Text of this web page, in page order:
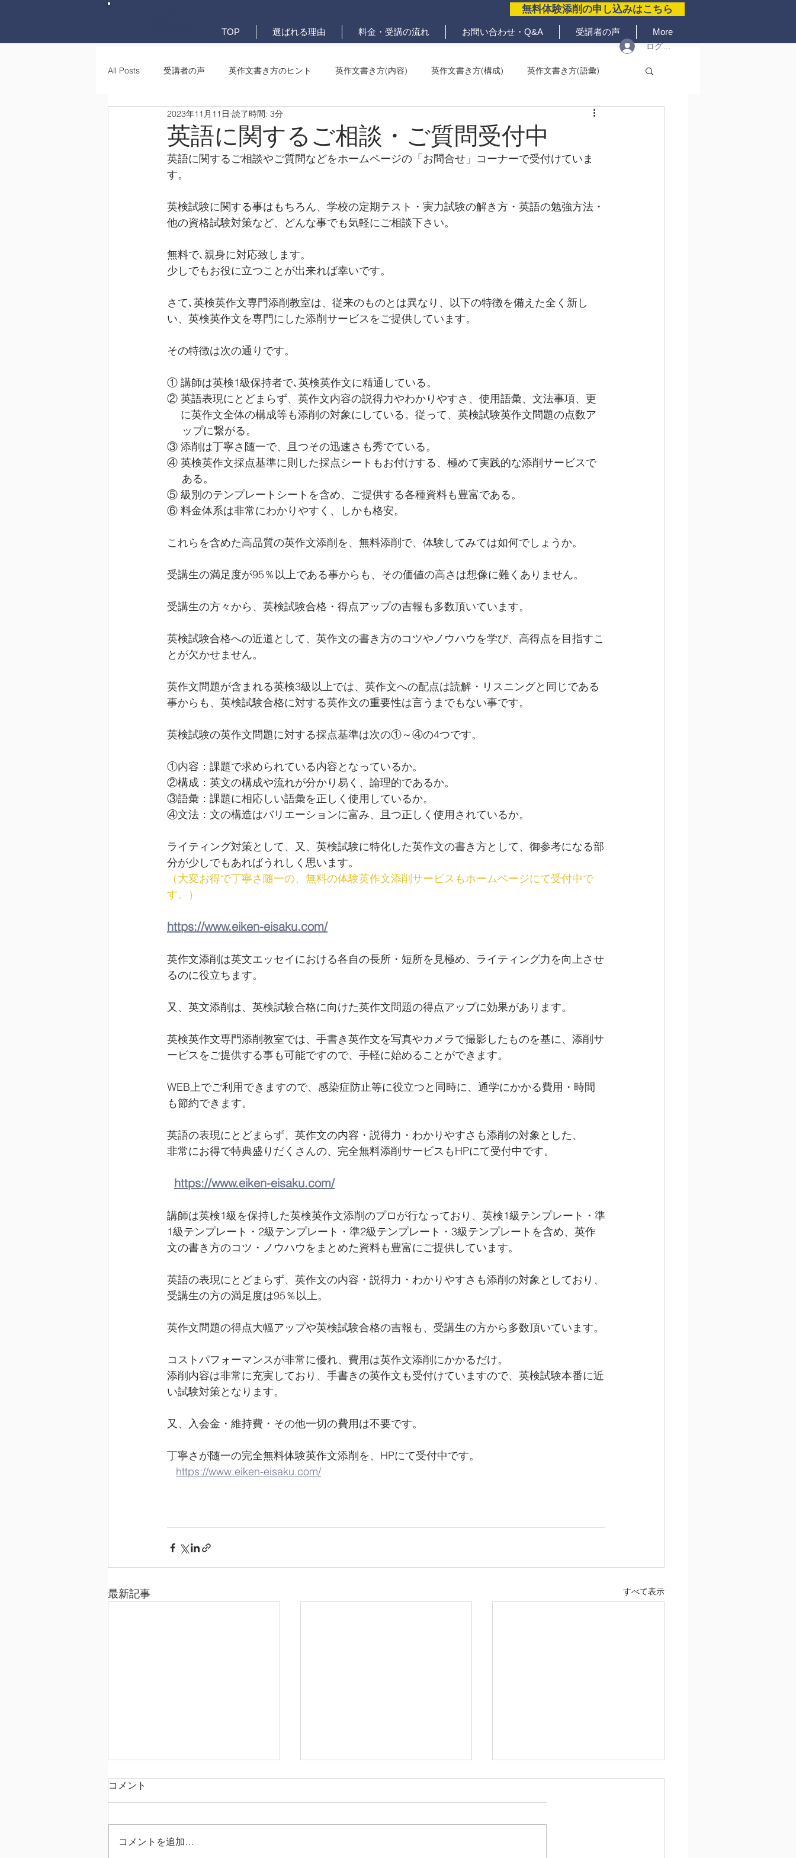
無料体験添削の申し込みはこちら
TOP 選ばれる理由 料金・受講の流れ お問い合わせ・Q&A 受講者の声 More
ログイン
All Posts 受講者の声 英作文書き方のヒント 英作文書き方(内容) 英作文書き方(構成) 英作文書き方(語彙)
英作文書き方(文法) 要約・e-メール問題
英語に関するご相談・ご質問受付中
2023年11月11日 読了時間: 3分
英語に関するご相談やご質問などをホームページの「お問合せ」コーナーで受付けていま
す。
英検試験に関する事はもちろん、学校の定期テスト・実力試験の解き方・英語の勉強方法・
他の資格試験対策など、どんな事でも気軽にご相談下さい。
無料で､親身に対応致します。
少しでもお役に立つことが出来れば幸いです。
さて､英検英作文専門添削教室は、従来のものとは異なり、以下の特徴を備えた全く新し
い、英検英作文を専門にした添削サービスをご提供しています。
その特徴は次の通りです。
① 講師は英検1級保持者で､英検英作文に精通している。
② 英語表現にとどまらず、英作文内容の説得力やわかりやすさ、使用語彙、文法事項、更
に英作文全体の構成等も添削の対象にしている。従って、英検試験英作文問題の点数ア
     ップに繋がる。
③ 添削は丁寧さ随一で、且つその迅速さも秀でている。
④ 英検英作文採点基準に則した採点シートもお付けする、極めて実践的な添削サービスで
     ある。
⑤ 級別のテンプレートシートを含め、ご提供する各種資料も豊富である。
⑥ 料金体系は非常にわかりやすく、しかも格安。
これらを含めた高品質の英作文添削を、無料添削で、体験してみては如何でしょうか。
受講生の満足度が95％以上である事からも、その価値の高さは想像に難くありません。
受講生の方々から、英検試験合格・得点アップの吉報も多数頂いています。
英検試験合格への近道として、英作文の書き方のコツやノウハウを学び、高得点を目指すこ
とが欠かせません。
英作文問題が含まれる英検3級以上では、英作文への配点は読解・リスニングと同じである
事からも、英検試験合格に対する英作文の重要性は言うまでもない事です。
英検試験の英作文問題に対する採点基準は次の①～④の4つです。
①内容：課題で求められている内容となっているか。
②構成：英文の構成や流れが分かり易く、論理的であるか。
③語彙：課題に相応しい語彙を正しく使用しているか。
④文法：文の構造はバリエーションに富み、且つ正しく使用されているか。
ライティング対策として、又、英検試験に特化した英作文の書き方として、御参考になる部
分が少しでもあればうれしく思います。
（大変お得で丁寧さ随一の、無料の体験英作文添削サービスもホームページにて受付中で
す。）
https://www.eiken-eisaku.com/
英作文添削は英文エッセイにおける各自の長所・短所を見極め、ライティング力を向上させ
るのに役立ちます。
又、英文添削は、英検試験合格に向けた英作文問題の得点アップに効果があります。
英検英作文専門添削教室では、手書き英作文を写真やカメラで撮影したものを基に、添削サ
ービスをご提供する事も可能ですので、手軽に始めることができます。
WEB上でご利用できますので、感染症防止等に役立つと同時に、通学にかかる費用・時間
も節約できます。
英語の表現にとどまらず、英作文の内容・説得力・わかりやすさも添削の対象とした、
非常にお得で特典盛りだくさんの、完全無料添削サービスもHPにて受付中です。
https://www.eiken-eisaku.com/
講師は英検1級を保持した英検英作文添削のプロが行なっており、英検1級テンプレート・準
1級テンプレート・2級テンプレート・準2級テンプレート・3級テンプレートを含め、英作
文の書き方のコツ・ノウハウをまとめた資料も豊富にご提供しています。
英語の表現にとどまらず、英作文の内容・説得力・わかりやすさも添削の対象としており、
受講生の方の満足度は95％以上。
英作文問題の得点大幅アップや英検試験合格の吉報も、受講生の方から多数頂いています。
コストパフォーマンスが非常に優れ、費用は英作文添削にかかるだけ。
添削内容は非常に充実しており、手書きの英作文も受付けていますので、英検試験本番に近
い試験対策となります。
又、入会金・維持費・その他一切の費用は不要です。
丁寧さが随一の完全無料体験英作文添削を、HPにて受付中です。
https://www.eiken-eisaku.com/
最新記事 すべて表示
コメント
コメントを追加…